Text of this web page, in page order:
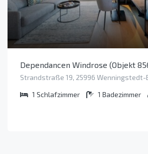
Dependancen Windrose (Objekt
Strandstraße 19, 25996 Wenningstedt-
1 Schlafzimmer 1 Badezimmer